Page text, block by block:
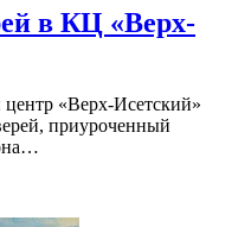
в КЦ «Верх-
центр «Верх-Исетский»
приуроченный